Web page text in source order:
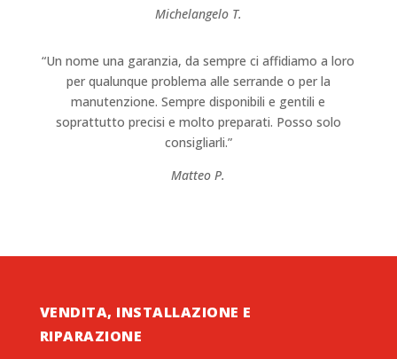
Michelangelo T.
“Un nome una garanzia, da sempre ci affidiamo a loro
per qualunque problema alle serrande o per la
manutenzione. Sempre disponibili e gentili e
soprattutto precisi e molto preparati. Posso solo
consigliarli.”
Matteo P.
VENDITA, INSTALLAZIONE E
RIPARAZIONE